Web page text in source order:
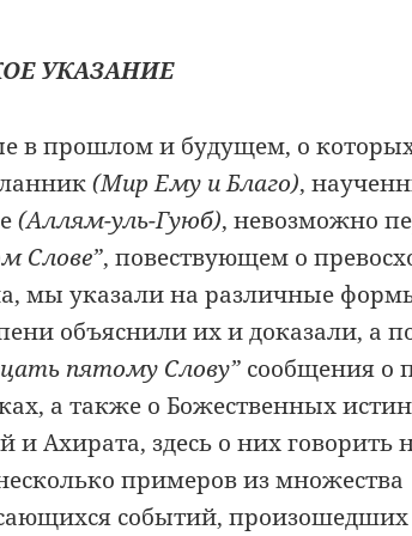
УКАЗАНИЕ
в прошлом и будущем, о
(Мир Ему и Благо),
(Аллям-уль-Гуюб), невозможно
Слове”, повествующем о
мы указали на различные
объяснили их и доказали, а
пятому Слову” сообщения о
а также о Божественных
и Ахирата, здесь о них говорить
примеров из множества
событий, произошедших